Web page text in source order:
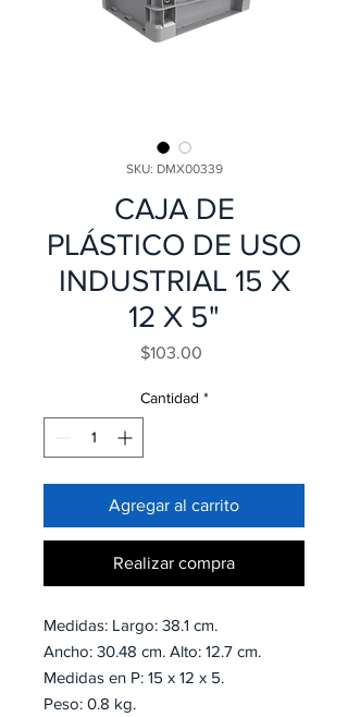
SKU: DMX00339
CAJA DE
PLÁSTICO DE USO
INDUSTRIAL 15 X
12 X 5"
$103.00
Cantidad *
Agregar al carrito
Realizar compra
Medidas: Largo: 38.1 cm.
Ancho: 30.48 cm. Alto: 12.7 cm.
Medidas en P: 15 x 12 x 5.
Peso: 0.8 kg.